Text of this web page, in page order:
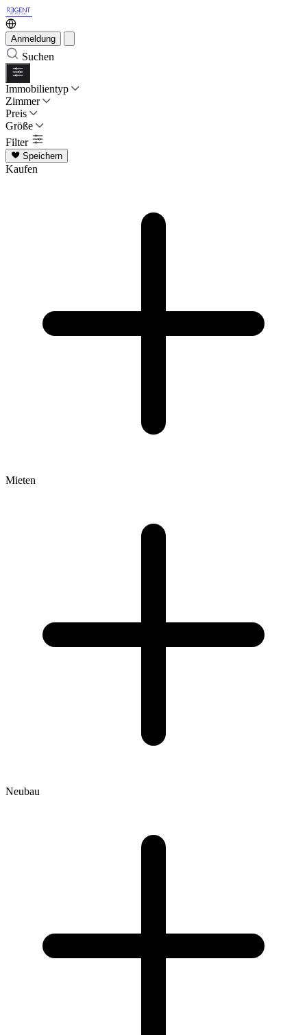
Anmeldung
Suchen
Immobilientyp
Zimmer
Preis
Größe
Filter
Speichern
Kaufen
Mieten
Neubau